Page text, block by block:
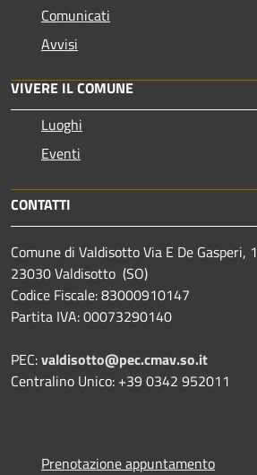
Comunicati
Avvisi
VIVERE IL COMUNE
Luoghi
Eventi
CONTATTI
Comune di Valdisotto Via E De Gasperi, 1
23030 Valdisotto (SO)
Codice Fiscale: 83000910147
Partita IVA: 00073290140
PEC:valdisotto@pec.cmav.so.it
Centralino Unico: +39 0342 952011
Prenotazione appuntamento